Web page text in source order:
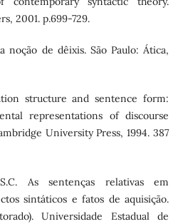
2001. p.699-729.
noção de dêixis. São Paulo: Ática,
structure and sentence form:
representations of discourse
University Press, 1994. 387
As sentenças relativas em
sintáticos e fatos de aquisição.
Universidade Estadual de